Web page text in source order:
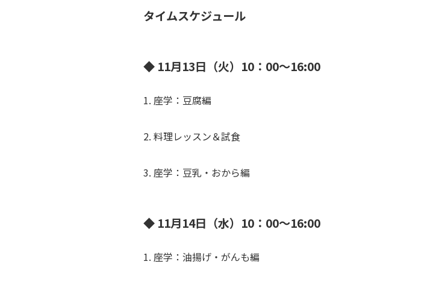
タイムスケジュール
◆ 11月13日（火）10：00～16:00
1. 座学：豆腐編
2. 料理レッスン＆試食
3. 座学：豆乳・おから編
◆ 11月14日（水）10：00～16:00
1. 座学：油揚げ・がんも編